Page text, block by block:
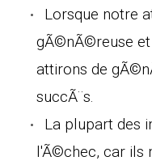
Lorsque notre
gÃ©nÃ©reuse
attirons de
succÃ¨s.
La plupart des
l'Ã©chec, car ils